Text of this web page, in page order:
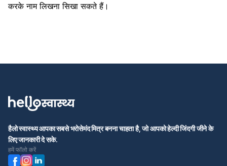
करके नाम लिखना सिखा सकते हैं।
हैलो स्वास्थ्य आपका सबसे भरोसेमंद मित्र बनना चाहता है, जो आपको हेल्दी जिंदगी जीने के
लिए जानकारी दे सके.
हमें फॉलो करें